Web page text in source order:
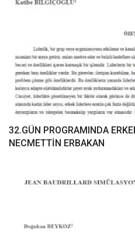
32.GÜN PROGRAMINDA
NECMETTİN ERBAKAN